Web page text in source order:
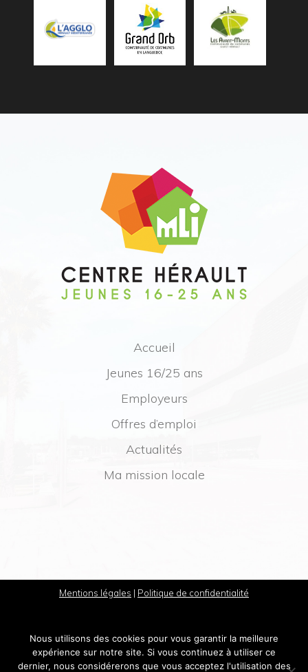
Accueil
Jeunes 16/25 ans
Employeurs
Offres d’emploi
Actualités
Ma mission locale
Mentions légales | Politique de confidentialité
Nous utilisons des cookies pour vous garantir la meilleure
expérience sur notre site. Si vous continuez à utiliser ce
dernier, nous considérerons que vous acceptez l'utilisation des